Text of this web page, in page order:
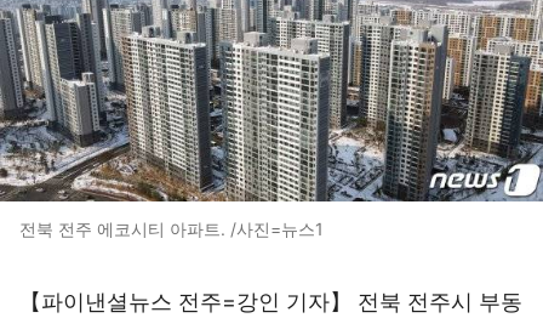
전북 전주 에코시티 아파트. /사진=뉴스1
【파이낸셜뉴스 전주=강인 기자】 전북 전주시 부동